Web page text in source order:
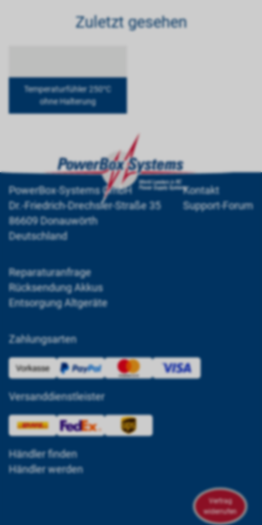
Zuletzt gesehen
Temperaturfühler 250°C
ohne Halterung
PowerBox-Systems GmbH
Dr.-Friedrich-Drechsler-Straße 35
86609 Donauwörth
Deutschland
Kontakt
Support-Forum
Reparaturanfrage
Rücksendung Akkus
Entsorgung Altgeräte
Zahlungsarten
Versanddienstleister
Händler finden
Händler werden
Vertrag
widerrufen